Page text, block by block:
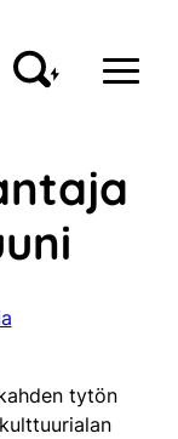
tytön